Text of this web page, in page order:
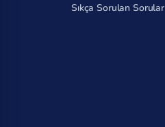
Sıkça Sorulan Sorular